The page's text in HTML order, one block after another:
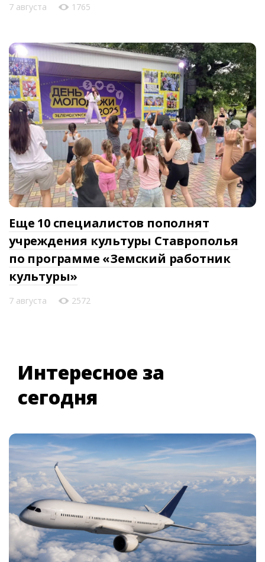
7 августа 1765
Еще 10 специалистов пополнят
учреждения культуры Ставрополья
по программе «Земский работник
культуры»
7 августа 2572
Интересное за
сегодня